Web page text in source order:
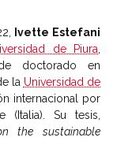
Ivette Estefani
de Piura
doctorado en
la Universidad de
internacional por
(Italia). Su tesis,
the sustainable